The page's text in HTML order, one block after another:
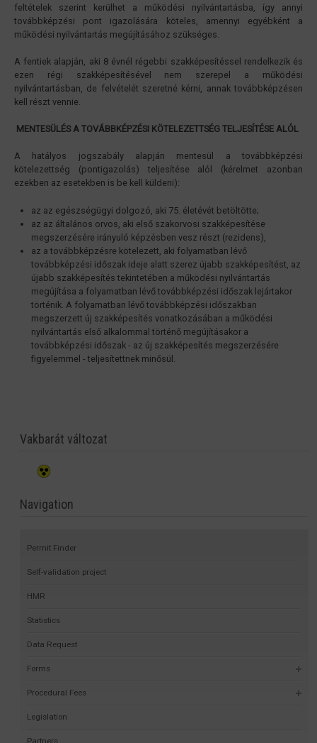
feltételek szerint kerülhet a működési nyilvántartásba, így annyi
továbbképzési pont igazolására köteles, amennyi egyébként a
működési nyilvántartás megújításához szükséges.
A fentiek alapján, aki 8 évnél régebbi szakképesítéssel rendelkezik és
ezen régi szakképesítésével nem szerepel a működési
nyilvántartásban, de felvételét szeretné kérni, annak továbbképzésen
kell részt vennie.
MENTESÜLÉS A TOVÁBBKÉPZÉSI KÖTELEZETTSÉG TELJESÍTÉSE ALÓL
A hatályos jogszabály alapján mentesül a továbbképzési
kötelezettség (pontigazolás) teljesítése alól (kérelmet azonban
ezekben az esetekben is be kell küldeni):
az az egészségügyi dolgozó, aki 75. életévét betöltötte;
az az általános orvos, aki első szakorvosi szakképesítése
megszerzésére irányuló képzésben vesz részt (rezidens),
az a továbbképzésre kötelezett, aki folyamatban lévő
továbbképzési időszak ideje alatt szerez újabb szakképesítést, az
újabb szakképesítés tekintetében a működési nyilvántartás
megújítása a folyamatban lévő továbbképzési időszak lejártakor
történik. A folyamatban lévő továbbképzési időszakban
megszerzett új szakképesítés vonatkozásában a működési
nyilvántartás első alkalommal történő megújításakor a
továbbképzési időszak - az új szakképesítés megszerzésére
figyelemmel - teljesítettnek minősül.
Vakbarát változat
Navigation
Permit Finder
Self-validation project
HMR
Statistics
Data Request
Forms
Procedural Fees
Legislation
Partners